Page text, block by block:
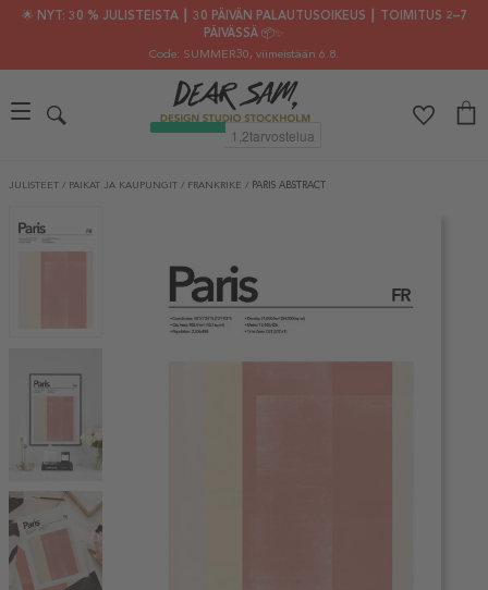
🌟 NYT: 30 % JULISTEISTA ┃ 30 PÄIVÄN PALAUTUSOIKEUS ┃ TOIMITUS 2–7
PÄIVÄSSÄ 📦✨
Code: SUMMER30, viimeistään 6.8.
JULISTEET / PAIKAT JA KAUPUNGIT / FRANKRIKE / PARIS ABSTRACT